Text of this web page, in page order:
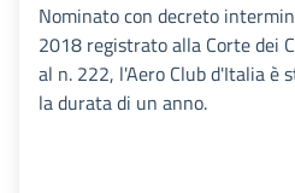
Nominato con decreto
2018 registrato alla Corte dei
al n. 222, l'Aero Club d'Italia è
la durata di un anno.